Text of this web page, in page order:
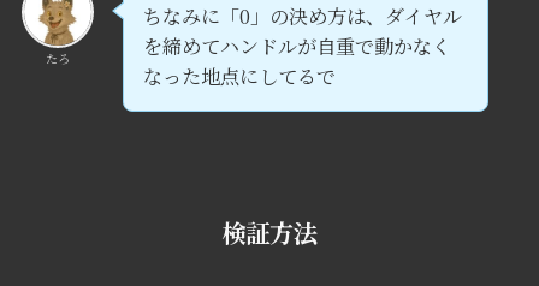
たろ
ちなみに「0」の決め方は、ダイヤル
を締めてハンドルが自重で動かなく
なった地点にしてるで
検証方法